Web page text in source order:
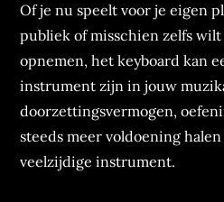
Of je nu speelt voor je eigen
publiek of misschien zelfs
opnemen, het keyboard kan
instrument zijn in jouw
doorzettingsvermogen,
steeds meer voldoening
veelzijdige instrument.